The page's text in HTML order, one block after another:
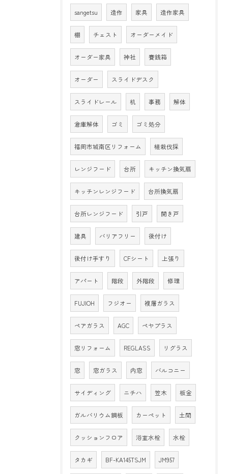
sangetsu 造作 家具 造作家具
棚 チェスト オーダーメイド
オーダー家具 神社 賽銭箱
オーダー スライドデスク
スライドレール 机 事務 解体
倉庫解体 ゴミ ゴミ処分
福岡市城南区リフォーム 植栽伐採
レンジフード 台所 キッチン換気扇
キッチンレンジフード 台所換気扇
台所レンジフード 引戸 開き戸
建具 バリアフリー 後付け
後付け手すり CFシート 上張り
アパート 階段 外階段 修理
FUJIOH フジオー 複層ガラス
ペアガラス AGC ペヤプラス
窓リフォーム REGLASS リグラス
窓 窓ガラス 内窓 バルコニー
サイディング ニチハ 笠木 板金
ガルバリウム鋼板 カーペット 土間
クッションフロア 浴室水栓 水栓
タカギ BF-KA145TSJM JM957